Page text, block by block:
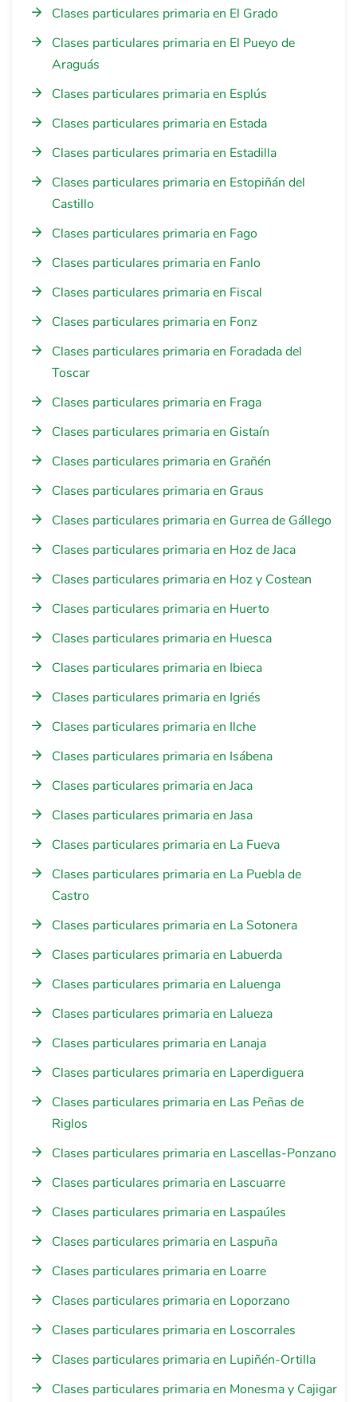
Clases particulares primaria en El Grado
Clases particulares primaria en El Pueyo de
Araguás
Clases particulares primaria en Esplús
Clases particulares primaria en Estada
Clases particulares primaria en Estadilla
Clases particulares primaria en Estopiñán del
Castillo
Clases particulares primaria en Fago
Clases particulares primaria en Fanlo
Clases particulares primaria en Fiscal
Clases particulares primaria en Fonz
Clases particulares primaria en Foradada del
Toscar
Clases particulares primaria en Fraga
Clases particulares primaria en Gistaín
Clases particulares primaria en Grañén
Clases particulares primaria en Graus
Clases particulares primaria en Gurrea de Gállego
Clases particulares primaria en Hoz de Jaca
Clases particulares primaria en Hoz y Costean
Clases particulares primaria en Huerto
Clases particulares primaria en Huesca
Clases particulares primaria en Ibieca
Clases particulares primaria en Igriés
Clases particulares primaria en Ilche
Clases particulares primaria en Isábena
Clases particulares primaria en Jaca
Clases particulares primaria en Jasa
Clases particulares primaria en La Fueva
Clases particulares primaria en La Puebla de
Castro
Clases particulares primaria en La Sotonera
Clases particulares primaria en Labuerda
Clases particulares primaria en Laluenga
Clases particulares primaria en Lalueza
Clases particulares primaria en Lanaja
Clases particulares primaria en Laperdiguera
Clases particulares primaria en Las Peñas de
Riglos
Clases particulares primaria en Lascellas-Ponzano
Clases particulares primaria en Lascuarre
Clases particulares primaria en Laspaúles
Clases particulares primaria en Laspuña
Clases particulares primaria en Loarre
Clases particulares primaria en Loporzano
Clases particulares primaria en Loscorrales
Clases particulares primaria en Lupiñén-Ortilla
Clases particulares primaria en Monesma y Cajigar